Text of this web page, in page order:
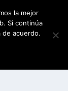
la mejor
Si continúa
de acuerdo.